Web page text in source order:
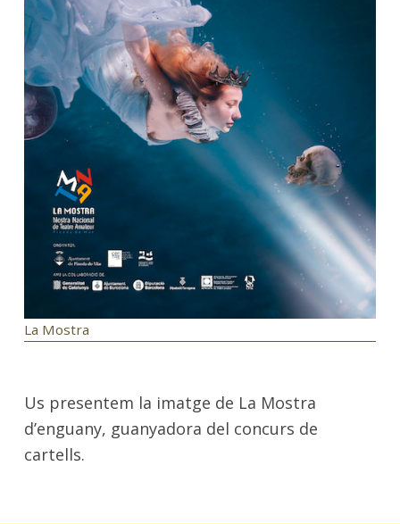
La Mostra
Us presentem la imatge de La Mostra
d’enguany, guanyadora del concurs de
cartells.